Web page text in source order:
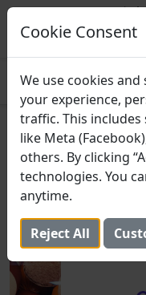
Prospre: 食
マクロに基づいた
最もカロリ
2023年10月23日 （更
Cookie Consent
We use cookies
your experience,
traffic. This
like Meta
others. By clicking
technologies. You
anytime.
Reject All